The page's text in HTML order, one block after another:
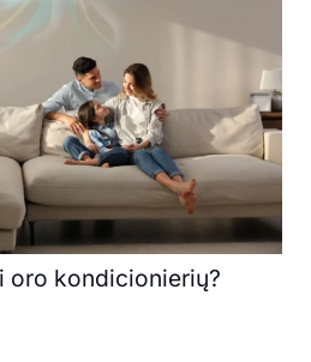
oro kondicionierių?